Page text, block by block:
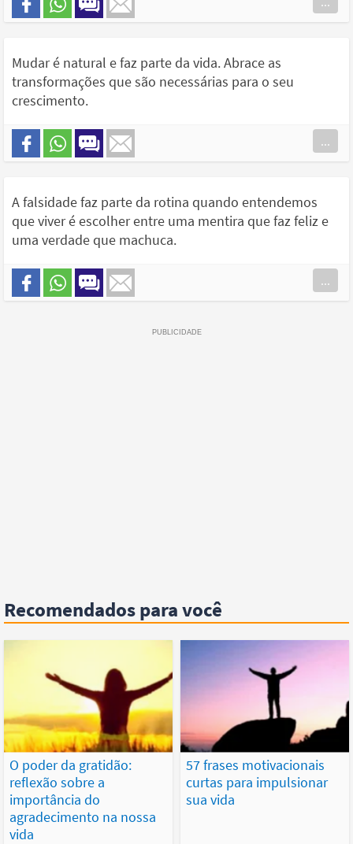
Mudar é natural e faz parte da vida. Abrace as
transformações que são necessárias para o seu
crescimento.
...
A falsidade faz parte da rotina quando entendemos
que viver é escolher entre uma mentira que faz feliz e
uma verdade que machuca.
...
Recomendados para você
O poder da gratidão:
reflexão sobre a
importância do
agradecimento na nossa
vida
57 frases motivacionais
curtas para impulsionar
sua vida